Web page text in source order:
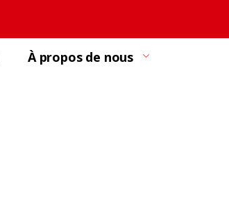
À propos de nous